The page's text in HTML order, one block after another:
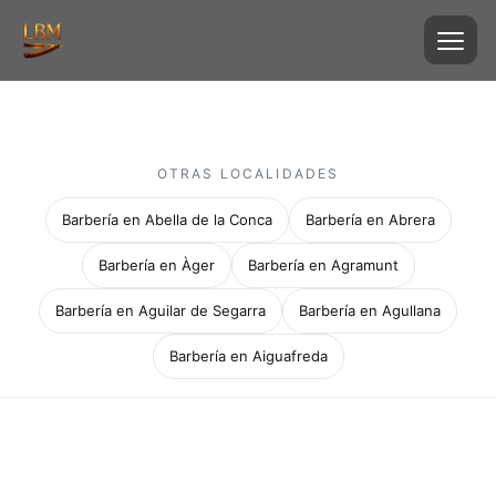
OTRAS LOCALIDADES
Barbería en Abella de la Conca Barbería en Abrera
Barbería en Àger Barbería en Agramunt
Barbería en Aguilar de Segarra Barbería en Agullana
Barbería en Aiguafreda